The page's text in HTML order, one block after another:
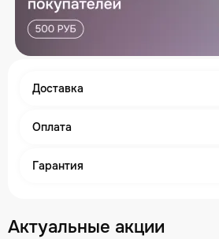
Доставка
Оплата
Гарантия
Актуальные акции